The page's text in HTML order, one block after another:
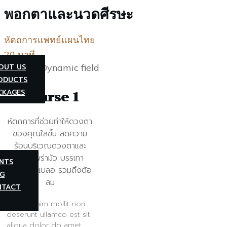
US
พอกตาและนวดศีรษะ
หัตถการแพทย์แผนไทย
20 นาที
Course 1
หัตถการที่ช่วยทำให้ดวงตา
ของคุณใสขึ้น ลดความ
ร้อนบริเวณดวงตาและ
ความพร่ามัว บรรเทา
อาการตาเบลอ รวมถึงต้อ
ลม
Amet minim mollit non
deserunt ullamco est sit